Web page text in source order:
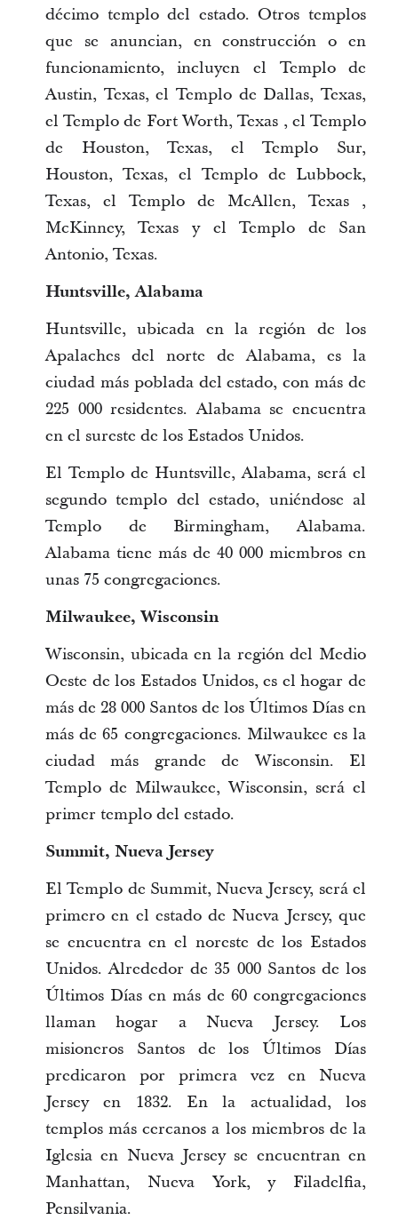
décimo templo del estado. Otros templos
que se anuncian, en construcción o en
funcionamiento, incluyen el Templo de
Austin, Texas, el Templo de Dallas, Texas,
el Templo de Fort Worth, Texas , el Templo
de Houston, Texas, el Templo Sur,
Houston, Texas, el Templo de Lubbock,
Texas, el Templo de McAllen, Texas ,
McKinney, Texas y el Templo de San
Antonio, Texas.
Huntsville, Alabama
Huntsville, ubicada en la región de los
Apalaches del norte de Alabama, es la
ciudad más poblada del estado, con más de
225 000 residentes. Alabama se encuentra
en el sureste de los Estados Unidos.
El Templo de Huntsville, Alabama, será el
segundo templo del estado, uniéndose al
Templo de Birmingham, Alabama.
Alabama tiene más de 40 000 miembros en
unas 75 congregaciones.
Milwaukee, Wisconsin
Wisconsin, ubicada en la región del Medio
Oeste de los Estados Unidos, es el hogar de
más de 28 000 Santos de los Últimos Días en
más de 65 congregaciones. Milwaukee es la
ciudad más grande de Wisconsin. El
Templo de Milwaukee, Wisconsin, será el
primer templo del estado.
Summit, Nueva Jersey
El Templo de Summit, Nueva Jersey, será el
primero en el estado de Nueva Jersey, que
se encuentra en el noreste de los Estados
Unidos. Alrededor de 35 000 Santos de los
Últimos Días en más de 60 congregaciones
llaman hogar a Nueva Jersey. Los
misioneros Santos de los Últimos Días
predicaron por primera vez en Nueva
Jersey en 1832. En la actualidad, los
templos más cercanos a los miembros de la
Iglesia en Nueva Jersey se encuentran en
Manhattan, Nueva York, y Filadelfia,
Pensilvania.